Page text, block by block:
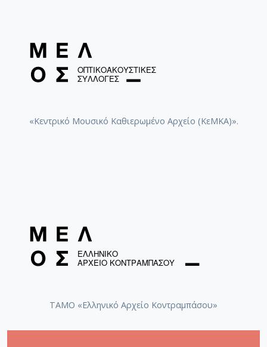
«Κεντρικό Μουσικό Καθιερωμένο Αρχείο (ΚεΜΚΑ)».
ΤΑΜΟ «Ελληνικό Αρχείο Κοντραμπάσου»